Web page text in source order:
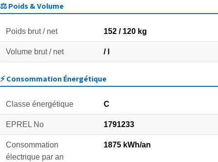
⚖️ Poids & Volume
Poids brut / net 152 / 120 kg
Volume brut / net / l
⚡ Consommation Énergétique
Classe énergétique C
EPREL No 1791233
Consommation
électrique par an
1875 kWh/an